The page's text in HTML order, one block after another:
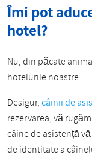
content
Îmi pot
hotel?
Nu, din păcate
hotelurile noastre.
Desigur,câinii de
rezervarea, vă
câine de asistență
de identitate a